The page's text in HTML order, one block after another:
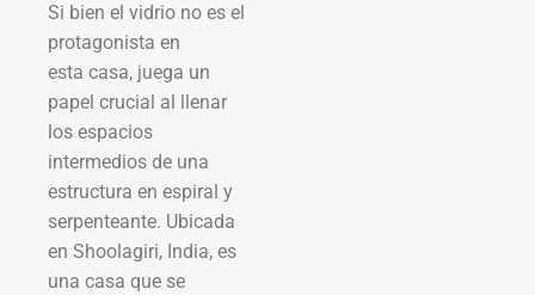
Si bien el vidrio no es el
protagonista en
esta casa, juega un
papel crucial al llenar
los espacios
intermedios de una
estructura en espiral y
serpenteante. Ubicada
en Shoolagiri, India, es
una casa que se